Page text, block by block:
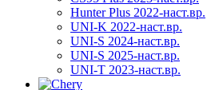
Hunter Plus 2022-наст.вр.
UNI-K 2022-наст.вр.
UNI-S 2024-наст.вр.
UNI-S 2025-наст.вр.
UNI-T 2023-наст.вр.